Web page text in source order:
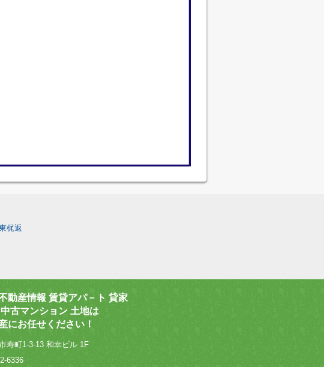
梶返
動産情報 賃貸アパ－ト 貸家
古マンション 土地は
にお任せください！
寿町1-3-13 和幸ビル 1F
6336